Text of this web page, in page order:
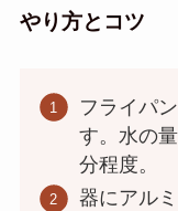
やり方とコツ
フライパ
す。水の
分程度。
器にアル